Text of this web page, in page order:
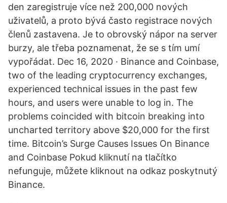
den zaregistruje více než 200,000 nových
uživatelů, a proto bývá často registrace nových
členů zastavena. Je to obrovský nápor na server
burzy, ale třeba poznamenat, že se s tím umí
vypořádat. Dec 16, 2020 · Binance and Coinbase,
two of the leading cryptocurrency exchanges,
experienced technical issues in the past few
hours, and users were unable to log in. The
problems coincided with bitcoin breaking into
uncharted territory above $20,000 for the first
time. Bitcoin’s Surge Causes Issues On Binance
and Coinbase Pokud kliknutí na tlačítko
nefunguje, můžete kliknout na odkaz poskytnutý
Binance.